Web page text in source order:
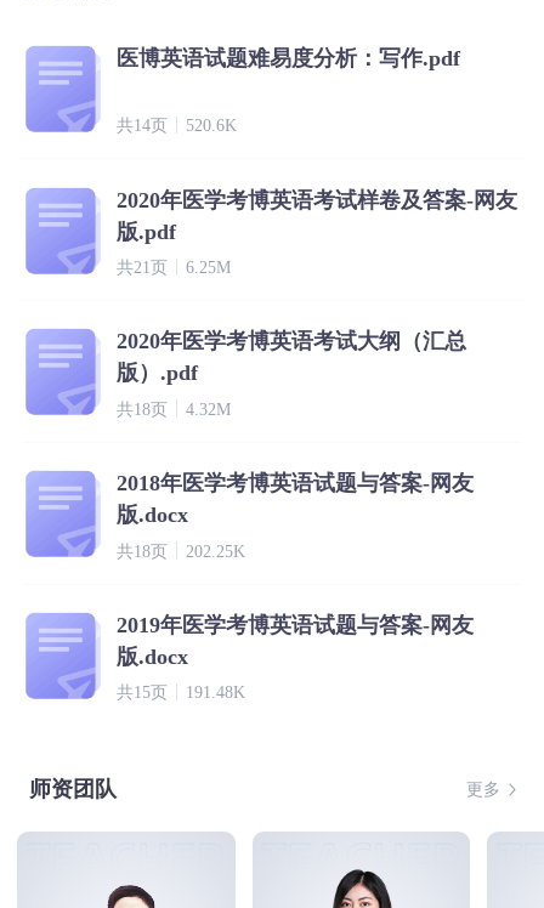
医博英语试题难易度分析：写作.pdf
共14页 520.6K
2020年医学考博英语考试样卷及答案-网友
版.pdf
共21页 6.25M
2020年医学考博英语考试大纲（汇总
版）.pdf
共18页 4.32M
2018年医学考博英语试题与答案-网友
版.docx
共18页 202.25K
2019年医学考博英语试题与答案-网友
版.docx
共15页 191.48K
师资团队 更多